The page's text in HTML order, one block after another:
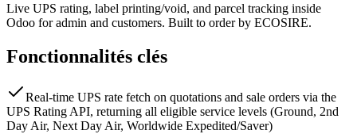
Live UPS rating, label printing/void, and parcel tracking inside
Odoo for admin and customers. Built to order by ECOSIRE.
Fonctionnalités clés
Real-time UPS rate fetch on quotations and sale orders via the
UPS Rating API, returning all eligible service levels (Ground, 2nd
Day Air, Next Day Air, Worldwide Expedited/Saver)